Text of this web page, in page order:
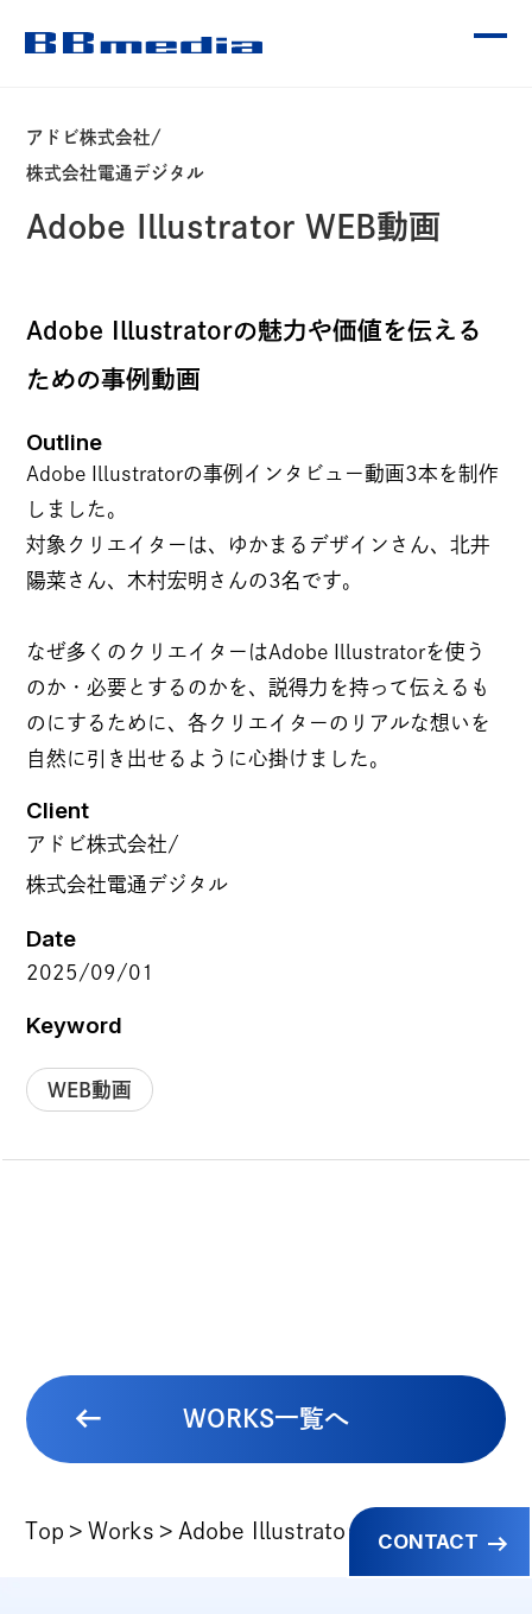
CONTENTS
受賞歴
NEWS
COMPANY
理念
カルチャー
代表メッセージ
あゆみ
拠点紹介
BB MAGAZINE
JOIN US
採用情報
パートナー募集
反社会的勢力に対する基本方針
CONTACT
アドビ株式会社/
株式会社電通デジタル
Adobe Illustrator WEB動画
Adobe Illustratorの魅力や価値を伝える
ための事例動画
Outline
Adobe Illustratorの事例インタビュー動画3本を制作
しました。
対象クリエイターは、ゆかまるデザインさん、北井
陽菜さん、木村宏明さんの3名です。
なぜ多くのクリエイターはAdobe Illustratorを使う
のか・必要とするのかを、説得力を持って伝えるも
のにするために、各クリエイターのリアルな想いを
自然に引き出せるように心掛けました。
Client
アドビ株式会社/
株式会社電通デジタル
Date
2025/09/01
Keyword
WEB動画
WORKS一覧へ
Top Works Adobe Illustrator WEB動画